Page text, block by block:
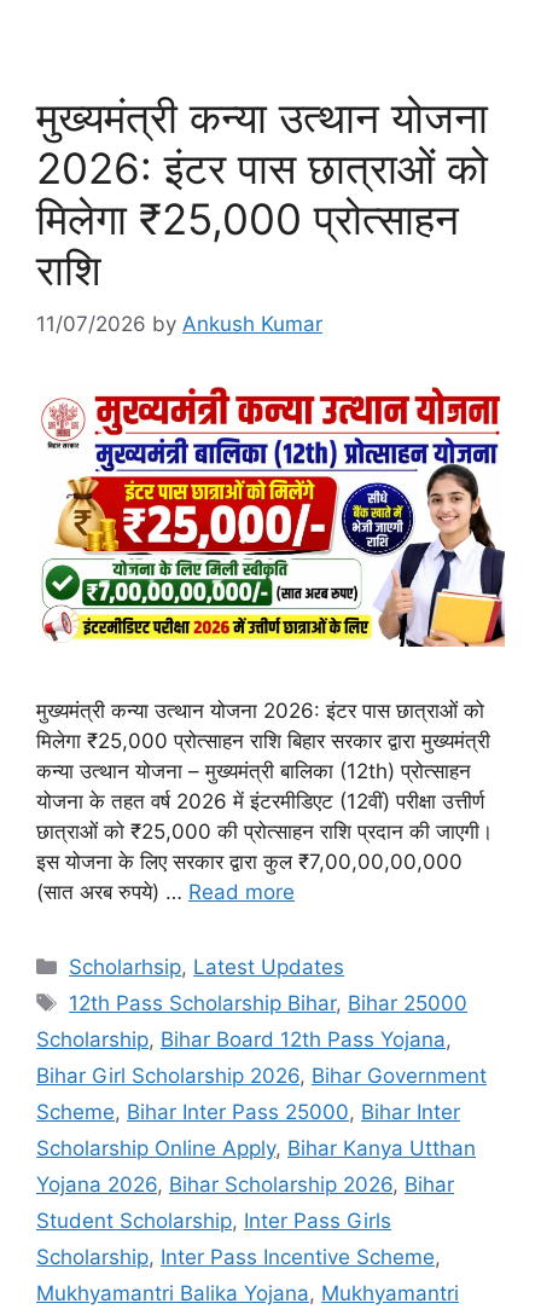
मुख्यमंत्री कन्या उत्थान योजना
2026: इंटर पास छात्राओं को
मिलेगा ₹25,000 प्रोत्साहन
राशि
11/07/2026 by Ankush Kumar
मुख्यमंत्री कन्या उत्थान योजना 2026: इंटर पास छात्राओं को
मिलेगा ₹25,000 प्रोत्साहन राशि बिहार सरकार द्वारा मुख्यमंत्री
कन्या उत्थान योजना – मुख्यमंत्री बालिका (12th) प्रोत्साहन
योजना के तहत वर्ष 2026 में इंटरमीडिएट (12वीं) परीक्षा उत्तीर्ण
छात्राओं को ₹25,000 की प्रोत्साहन राशि प्रदान की जाएगी।
इस योजना के लिए सरकार द्वारा कुल ₹7,00,00,00,000
(सात अरब रुपये) … Read more
Categories
Scholarhsip, Latest Updates
Tags
12th Pass Scholarship Bihar, Bihar 25000
Scholarship, Bihar Board 12th Pass Yojana,
Bihar Girl Scholarship 2026, Bihar Government
Scheme, Bihar Inter Pass 25000, Bihar Inter
Scholarship Online Apply, Bihar Kanya Utthan
Yojana 2026, Bihar Scholarship 2026, Bihar
Student Scholarship, Inter Pass Girls
Scholarship, Inter Pass Incentive Scheme,
Mukhyamantri Balika Yojana, Mukhyamantri